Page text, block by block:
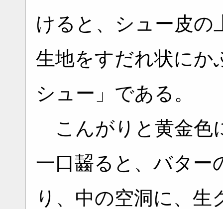
けると、シュー皮の
生地をすだれ状にか
シュー」である。
こんがりと黄金色
一口齧ると、バター
り、中の空洞に、